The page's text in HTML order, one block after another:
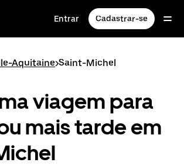
Entrar Cadastrar-se
Aquitaine>Saint-Michel
viagem para
mais tarde em